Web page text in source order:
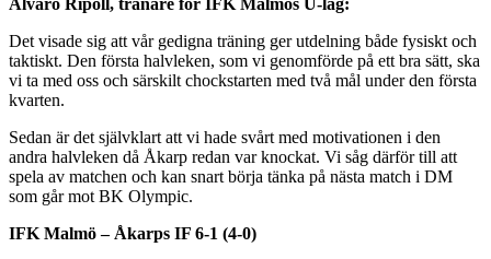
Det visade sig att vår gedigna träning ger utdelning både fysiskt och
taktiskt. Den första halvleken, som vi genomförde på ett bra sätt, ska
vi ta med oss och särskilt chockstarten med två mål under den första
kvarten.
Sedan är det självklart att vi hade svårt med motivationen i den
andra halvleken då Åkarp redan var knockat. Vi såg därför till att
spela av matchen och kan snart börja tänka på nästa match i DM
som går mot BK Olympic.
IFK Malmö – Åkarps IF 6-1 (4-0)